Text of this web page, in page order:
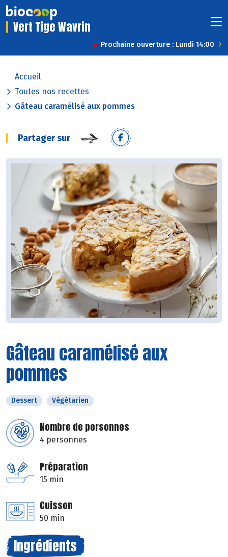
Vert Tige Wavrin
Prochaine ouverture : Lundi 14:00
Accueil
Toutes nos recettes
Gâteau caramélisé aux pommes
Partager sur
Gâteau caramélisé aux
pommes
Dessert Végétarien
Nombre de personnes
4 personnes
Préparation
15 min
Cuisson
50 min
Ingrédients